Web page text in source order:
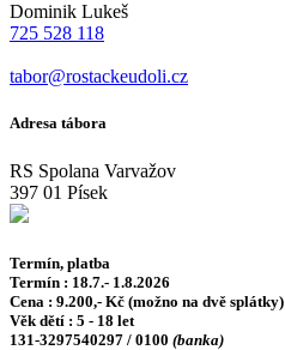
Dominik Lukeš
725 528 118
tabor@rostackeudoli.cz
Adresa tábora
RS Spolana Varvažov
397 01 Písek
Termín, platba
Termín : 18.7.- 1.8.2026
Cena : 9.200,- Kč (možno na dvě splátky)
Věk dětí : 5 - 18 let
131-3297540297 / 0100 (banka)